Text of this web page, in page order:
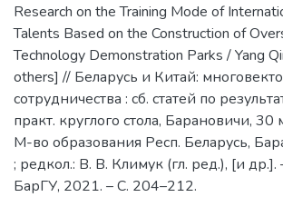
Research on the Training Mode of
Talents Based on the Construction of
Technology Demonstration Parks / Yang
others] // Беларусь и Китай:
сотрудничества : сб. статей по
практ. круглого стола, Барановичи, 30
М-во образования Респ. Беларусь,
; редкол.: В. В. Климук (гл. ред.), [и
БарГУ, 2021. – С. 204–212.